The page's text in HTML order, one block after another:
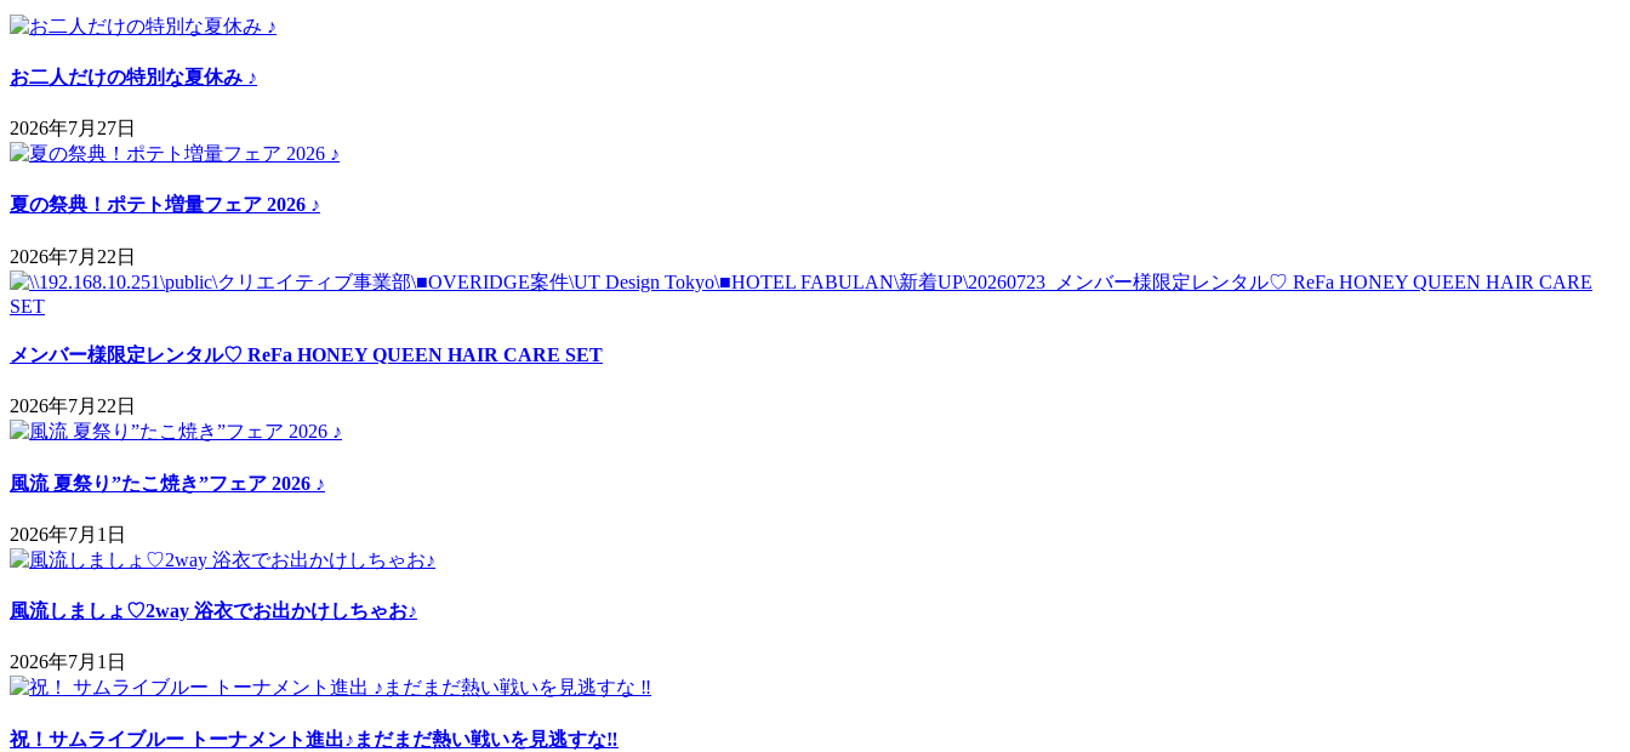
お二人だけの特別な夏休み ♪
2026年7月27日
夏の祭典！ポテト増量フェア 2026 ♪
2026年7月22日
メンバー様限定レンタル♡ ReFa HONEY QUEEN HAIR CARE SET
2026年7月22日
風流 夏祭り”たこ焼き”フェア 2026 ♪
2026年7月1日
風流しましょ♡2way 浴衣でお出かけしちゃお♪
2026年7月1日
祝！サムライブルー トーナメント進出♪まだまだ熱い戦いを見逃すな‼